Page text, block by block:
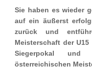
Sie haben es wieder
auf ein äußerst
zurück und
Meisterschaft der U15
Siegerpokal
österreichischen